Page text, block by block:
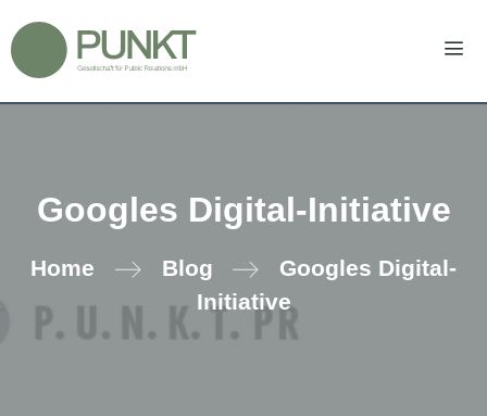
Inhalt
springen
Googles Digital-Initiative
Home Blog
Googles Digital-
Initiative